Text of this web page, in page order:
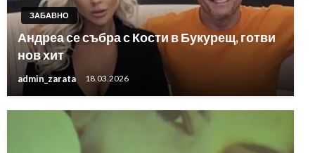
ЗАБАВНО
Андреа се събра с Кости в Букурещ, готви
нов хит
admin_zarata 18.03.2026